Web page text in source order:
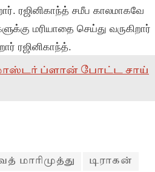
ரஜினிகாந்த் சமீப காலமாகவே
மரியாதை செய்து வருகிறார்
ரஜினிகாந்த்.
மாஸ்டர் ப்ளான் போட்ட சாய்
மாரிமுத்து டிராகன்